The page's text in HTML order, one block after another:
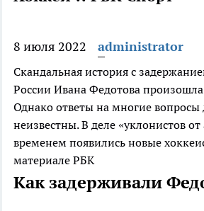
8 июля 2022 administrator
Скандальная история с
России Ивана Федотова
Однако ответы на многие вопросы
неизвестны. В деле «уклонистов
временем появились новые
материале РБК
Как задерживали